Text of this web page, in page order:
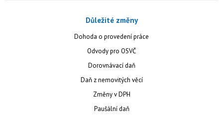
Důležité změny
Dohoda o provedení práce
Odvody pro OSVČ
Dorovnávací daň
Daň z nemovitých věcí
Změny v DPH
Paušální daň